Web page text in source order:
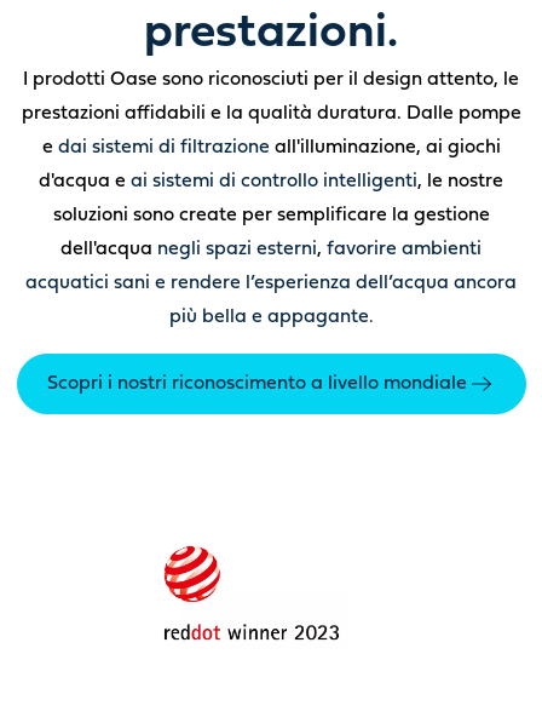
prestazioni.
I prodotti Oase sono riconosciuti per il design attento, le
prestazioni affidabili e la qualità duratura. Dalle pompe
e dai sistemi di filtrazione all'illuminazione, ai giochi
d'acqua e ai sistemi di controllo intelligenti, le nostre
soluzioni sono create per semplificare la gestione
dell'acqua negli spazi esterni, favorire ambienti
acquatici sani e rendere l’esperienza dell’acqua ancora
più bella e appagante.
Scopri i nostri riconoscimento a livello mondiale